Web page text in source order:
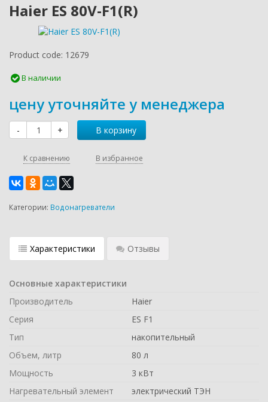
Haier ES 80V-F1(R)
Product code: 12679
В наличии
цену уточняйте у менеджера
- + В корзину
К сравнению В избранное
Категории: Водонагреватели
Характеристики Отзывы
Основные характеристики
Производитель
Haier
Серия
ES F1
Тип
накопительный
Объем, литр
80 л
Мощность
3 кВт
Нагревательный элемент
электрический ТЭН